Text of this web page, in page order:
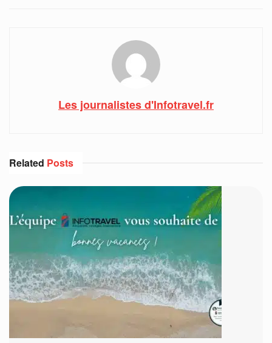
Les journalistes d'Infotravel.fr
Related Posts